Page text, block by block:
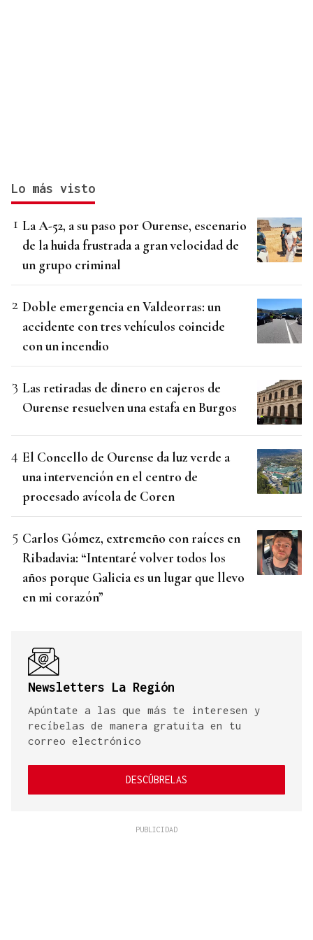
Lo más visto
La A-52, a su paso por Ourense, escenario
de la huida frustrada a gran velocidad de
un grupo criminal
Doble emergencia en Valdeorras: un
accidente con tres vehículos coincide
con un incendio
Las retiradas de dinero en cajeros de
Ourense resuelven una estafa en Burgos
El Concello de Ourense da luz verde a
una intervención en el centro de
procesado avícola de Coren
Carlos Gómez, extremeño con raíces en
Ribadavia: “Intentaré volver todos los
años porque Galicia es un lugar que llevo
en mi corazón”
Newsletters La Región
Apúntate a las que más te interesen y
recíbelas de manera gratuita en tu
correo electrónico
DESCÚBRELAS